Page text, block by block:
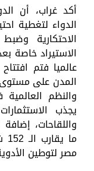
أكد غراب، أن
الدواء لتغطية
الاحتكارية
الاستيراد خاصة
عالميا فتم
المدن على
والنظم العالمية
يجذب
واللقاحات،
مصر لتوطين